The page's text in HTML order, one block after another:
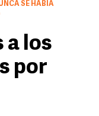
SE HABÍA
a los
por